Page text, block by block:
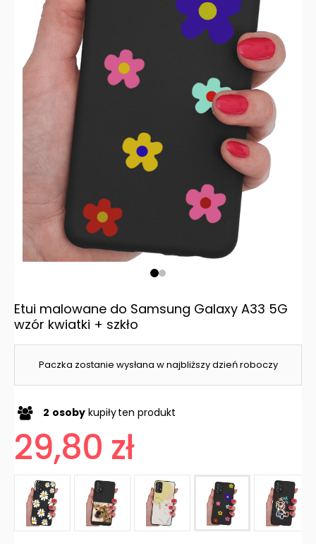
Paczka zostanie wysłana w najbliższy dzień roboczy
Etui malowane do Samsung Galaxy A33 5G
wzór kwiatki + szkło
2 osoby kupiłyten produkt
29,80 zł